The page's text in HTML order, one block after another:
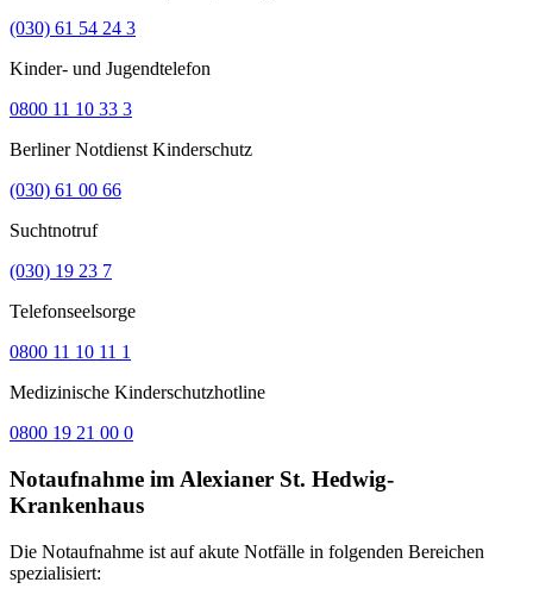
(030) 61 54 24 3
Kinder- und Jugendtelefon
0800 11 10 33 3
Berliner Notdienst Kinderschutz
(030) 61 00 66
Suchtnotruf
(030) 19 23 7
Telefonseelsorge
0800 11 10 11 1
Medizinische Kinderschutzhotline
0800 19 21 00 0
Notaufnahme im Alexianer St. Hedwig-
Krankenhaus
Die Notaufnahme ist auf akute Notfälle in folgenden Bereichen
spezialisiert: